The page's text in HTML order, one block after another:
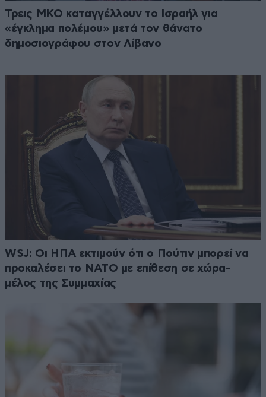
Τρεις ΜΚΟ καταγγέλλουν το Ισραήλ για
«έγκλημα πολέμου» μετά τον θάνατο
δημοσιογράφου στον Λίβανο
WSJ: Οι ΗΠΑ εκτιμούν ότι ο Πούτιν μπορεί να
προκαλέσει το ΝΑΤΟ με επίθεση σε χώρα-
μέλος της Συμμαχίας